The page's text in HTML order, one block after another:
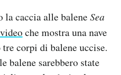
la caccia alle baleneSea
che mostra una nave
tre corpi di balene uccise.
le balene sarebbero state